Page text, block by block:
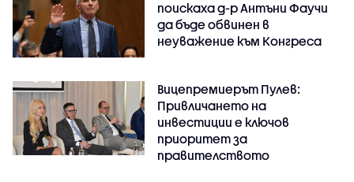
поискаха д-р Антъни Фаучи
да бъде обвинен в
неуважение към Конгреса
Вицепремиерът Пулев:
Привличането на
инвестиции е ключов
приоритет за
правителството